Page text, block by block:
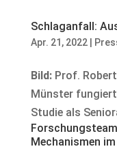
Schlaganfall:
Apr. 21, 2022|
Bild:Prof.
Münster
Studie als
Mechanismen im